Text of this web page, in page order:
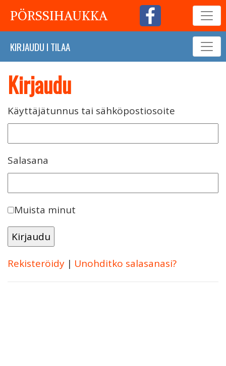
PÖRSSIHAUKKA
KIRJAUDU I TILAA
Kirjaudu
Käyttäjätunnus tai sähköpostiosoite
Salasana
Muista minut
Rekisteröidy | Unohditko salasanasi?